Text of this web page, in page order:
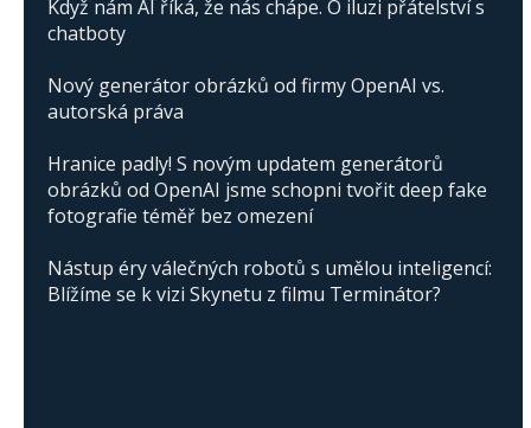
Když nám AI říká, že nás chápe. O iluzi přátelství s
chatboty
Nový generátor obrázků od firmy OpenAI vs.
autorská práva
Hranice padly! S novým updatem generátorů
obrázků od OpenAI jsme schopni tvořit deep fake
fotografie téměř bez omezení
Nástup éry válečných robotů s umělou inteligencí:
Blížíme se k vizi Skynetu z filmu Terminátor?